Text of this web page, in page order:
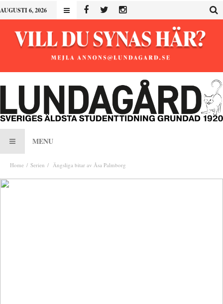
AUGUSTI 6, 2026
MENU
Home Serien Ängsliga bitar av Åsa Palmborg